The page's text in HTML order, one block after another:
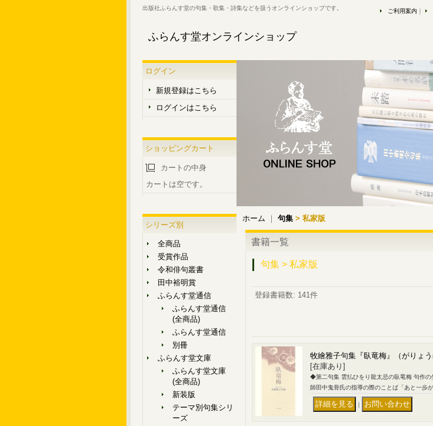
出版社ふらんす堂の句集・歌集・詩集などを扱うオンラインショップです。
ふらんす堂オンラインショップ
ご利用案内
ログイン
新規登録はこちら
ログインはこちら
ショッピングカート
カートの中身
カートは空です。
シリーズ別
全商品
受賞作品
令和俳句叢書
田中裕明賞
ふらんす堂通信
ふらんす堂通信
(全商品)
ふらんす堂通信
別冊
ふらんす堂文庫
ふらんす堂文庫
(全商品)
新装版
テーマ別句集シリ
ーズ
ホーム ｜ 句集 > 私家版
書籍一覧
句集 > 私家版
登録書籍数: 141件
牧繪雅子句集『臥竜梅』（がりょう
[在庫あり]
◆第二句集 雲払ひをり龍太忌の臥竜梅 句作
師田中鬼骨氏の指導の際のことば「あと一歩
｜